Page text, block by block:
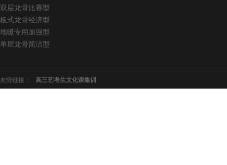
双层龙骨比赛型
板式龙骨经济型
地暖专用加强型
单层龙骨简洁型
友情链接： 高三艺考生文化课集训